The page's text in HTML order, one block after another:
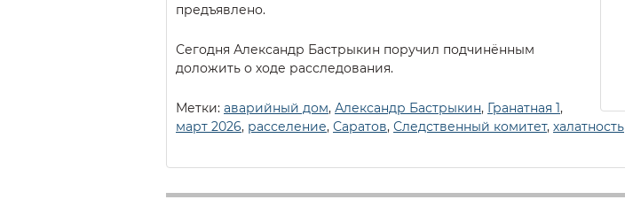
предъявлено.
Сегодня Александр Бастрыкин поручил подчинённым
доложить о ходе расследования.
Метки: аварийный дом, Александр Бастрыкин, Гранатная 1,
март 2026, расселение, Саратов, Следственный комитет, халатность